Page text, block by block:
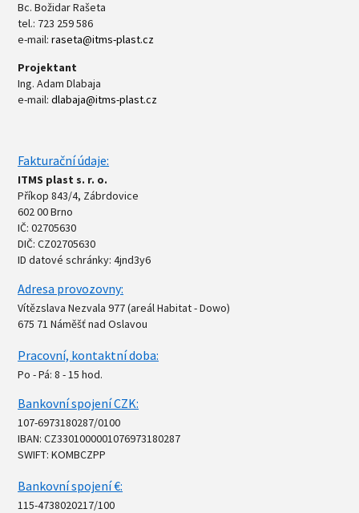
Bc. Božidar Rašeta
tel.: 723 259 586
e-mail:raseta@itms-plast.cz
Projektant
Ing. Adam Dlabaja
e-mail:dlabaja@itms-plast.cz
Fakturační údaje:
ITMS plast s. r. o.
Příkop 843/4, Zábrdovice
602 00 Brno
IČ: 02705630
DIČ: CZ02705630
ID datové schránky: 4jnd3y6
Adresa provozovny:
Vítězslava Nezvala 977 (areál Habitat - Dowo)
675 71 Náměšť nad Oslavou
Pracovní, kontaktní doba:
Po - Pá: 8 - 15 hod.
Bankovní spojení CZK:
107-6973180287/0100
IBAN: CZ3301000001076973180287
SWIFT: KOMBCZPP
Bankovní spojení €:
115-4738020217/100